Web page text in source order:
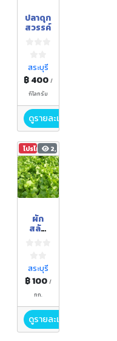
ปลาดุก
สวรรค์
สระบุรี
฿ 400 /
กิโลกรัม
ดูรายละเอียด
โปรโมชัน2,877
ผัก
สลัด
สระบุรี
฿ 100 /
กก.
ดูรายละเอียด